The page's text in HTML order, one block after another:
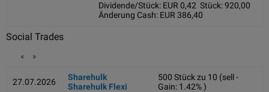
Dividende/Stück: EUR 0,42 Stück: 920,00
Änderung Cash: EUR 386,40
Social Trades
« »
27.07.2026
Sharehulk
Sharehulk Flexi
500 Stück zu 10 (sell -
Gain: 1.42% )